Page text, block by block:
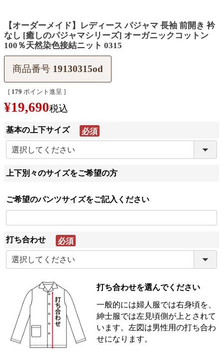
【オーダーメイド】レディース パジャマ 長袖 前開き 衿
なし [癒しのパジャマシリーズ] オーガニックコットン
100％天然染色接結ニット 0315
商品番号 19130315od
[ 179 ポイント進呈 ]
¥19,690税込
基本の上下サイズ
(必
須)
上下別々のサイズをご希望の方
ご希望のパンツサイズをご記入ください
打ち合わせ
(必
須)
打ち合わせを選んでください
一般的には婦人服では右身頃を、
紳士服では左見頃側が上とされて
います。左図は男性用の打ち合わ
せになります。